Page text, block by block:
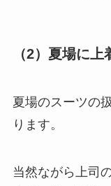
（2）夏場に
夏場のスーツの
ります。
当然ながら上司